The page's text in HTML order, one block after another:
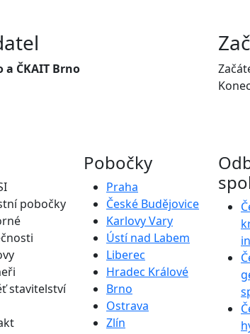
a ČKAIT Brno
pobočky
stavitelství
Pobočky
Praha
České Budějovice
Karlovy Vary
Ústí nad Labem
Liberec
Hradec Králové
Brno
Ostrava
Zlín